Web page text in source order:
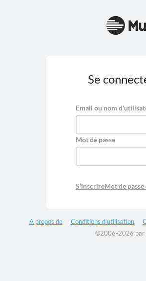
Se
Email ou nom
Mot de passe
S’inscrireMot de
A propos de Conditions d’utilisation
©2006-2026 par